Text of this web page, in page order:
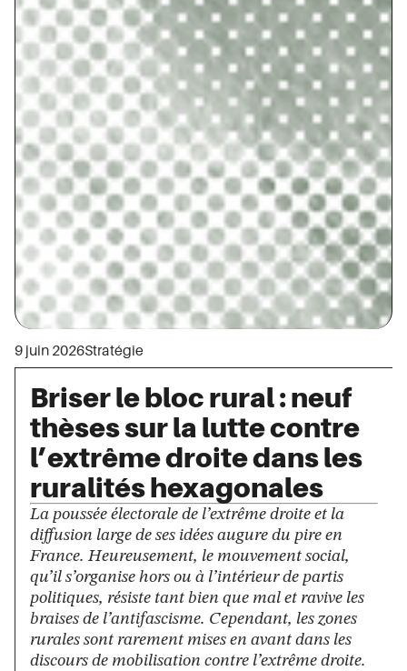
9 juin 2026Stratégie
Briser le bloc rural : neuf
thèses sur la lutte contre
l’extrême droite dans les
ruralités hexagonales
La poussée électorale de l’extrême droite et la
diffusion large de ses idées augure du pire en
France. Heureusement, le mouvement social,
qu’il s’organise hors ou à l’intérieur de partis
politiques, résiste tant bien que mal et ravive les
braises de l’antifascisme. Cependant, les zones
rurales sont rarement mises en avant dans les
discours de mobilisation contre l’extrême droite.